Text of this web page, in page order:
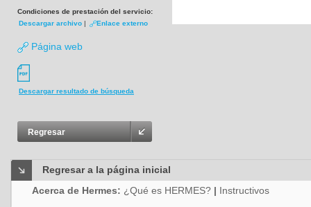
Condiciones de prestación del servicio:
Descargar archivo | Enlace externo
Página web
Descargar resultado de búsqueda
Regresar
Regresar a la página inicial
Acerca de Hermes: ¿Qué es HERMES? | Instructivos